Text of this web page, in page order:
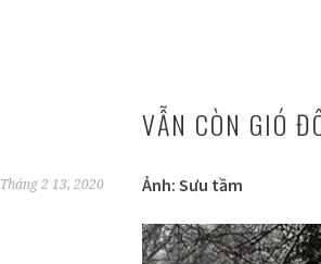
VẪN CÒN GIÓ
Tháng 2 13, 2020 Ảnh: Sưu tầm